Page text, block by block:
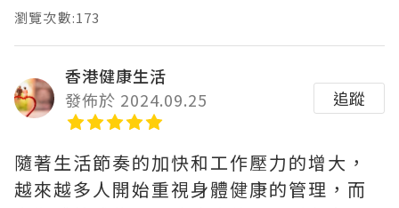
瀏覽次數:173
香港健康生活
發佈於 2024.09.25
追蹤
隨著生活節奏的加快和工作壓力的增大，
越來越多人開始重視身體健康的管理，而